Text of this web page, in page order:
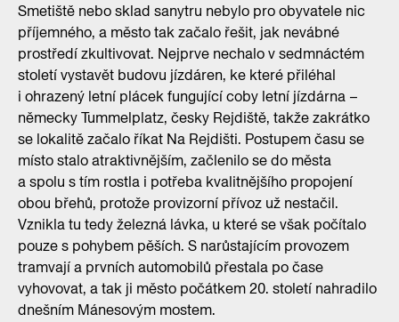
Smetiště nebo sklad sanytru nebylo pro obyvatele nic
příjemného, a město tak začalo řešit, jak nevábné
prostředí zkultivovat. Nejprve nechalo v sedmnáctém
století vystavět budovu jízdáren, ke které přiléhal
i ohrazený letní plácek fungující coby letní jízdárna –
německy Tummelplatz, česky Rejdiště, takže zakrátko
se lokalitě začalo říkat Na Rejdišti. Postupem času se
místo stalo atraktivnějším, začlenilo se do města
a spolu s tím rostla i potřeba kvalitnějšího propojení
obou břehů, protože provizorní přívoz už nestačil.
Vznikla tu tedy železná lávka, u které se však počítalo
pouze s pohybem pěších. S narůstajícím provozem
tramvají a prvních automobilů přestala po čase
vyhovovat, a tak ji město počátkem 20. století nahradilo
dnešním Mánesovým mostem.